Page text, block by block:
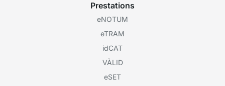
Prestations
eNOTUM
eTRAM
idCAT
VÀLID
eSET